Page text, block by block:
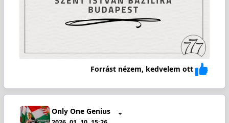
Forrást nézem, kedvelem ott
Only One Genius